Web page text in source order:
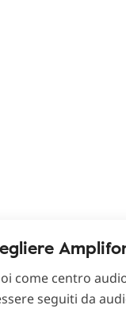
come centro
seguiti da